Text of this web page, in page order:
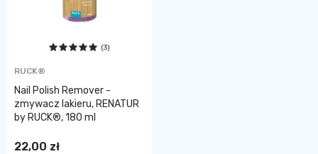
(3)
RUCK®
Nail Polish Remover -
zmywacz lakieru, RENATUR
by RUCK®, 180 ml
22,00 zł